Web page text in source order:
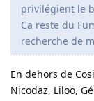
privilégient le
Ca reste du
recherche de
En dehors de
Nicodaz, Liloo,